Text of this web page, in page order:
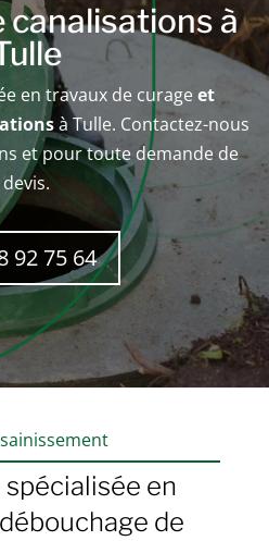
canalisations à
en travaux de curageet
à Tulle. Contactez-nous
et pour toute demande de
devis.
92 75 64
en
de